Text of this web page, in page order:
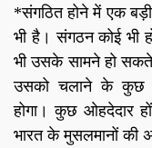
*संगठित होने में एक
भी है। संगठन कोई भी
भी उसके सामने हो
उसको चलाने के कुछ
होगा। कुछ ओहदेदार
भारत के मुसलमानों की